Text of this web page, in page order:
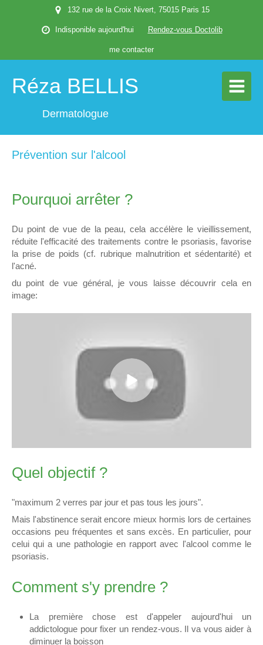
132 rue de la Croix Nivert, 75015 Paris 15
Indisponible aujourd'hui Rendez-vous Doctolib
me contacter
Réza BELLIS
Dermatologue
Prévention sur l'alcool
Pourquoi arrêter ?
Du point de vue de la peau, cela accélère le vieillissement,
réduite l'efficacité des traitements contre le psoriasis, favorise
la prise de poids (cf. rubrique malnutrition et sédentarité) et
l'acné.
du point de vue général, je vous laisse découvrir cela en
image:
Quel objectif ?
"maximum 2 verres par jour et pas tous les jours".
Mais l'abstinence serait encore mieux hormis lors de certaines
occasions peu fréquentes et sans excès. En particulier, pour
celui qui a une pathologie en rapport avec l'alcool comme le
psoriasis.
Comment s'y prendre ?
La première chose est d'appeler aujourd'hui un
addictologue pour fixer un rendez-vous. Il va vous aider à
diminuer la boisson